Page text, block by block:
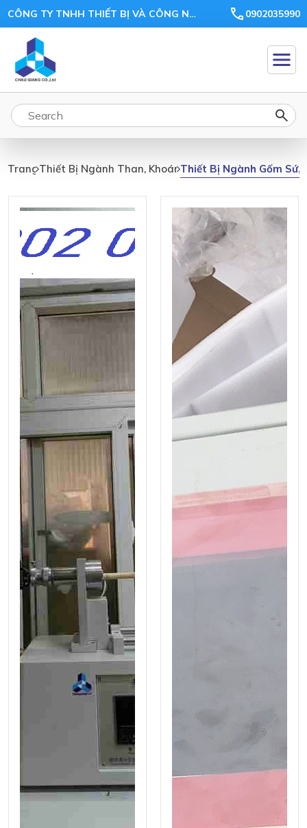
CÔNG TY TNHH THIẾT BỊ VÀ CÔNG NGHỆ CHÂU GIANG 0902035990
Trang ChủThiết Bị Ngành Than, Khoáng Sản, Ceramic, Xi Măng
Thiết Bị Ngành Gốm Sứ,
Ngành
Ceramic,
Ngói